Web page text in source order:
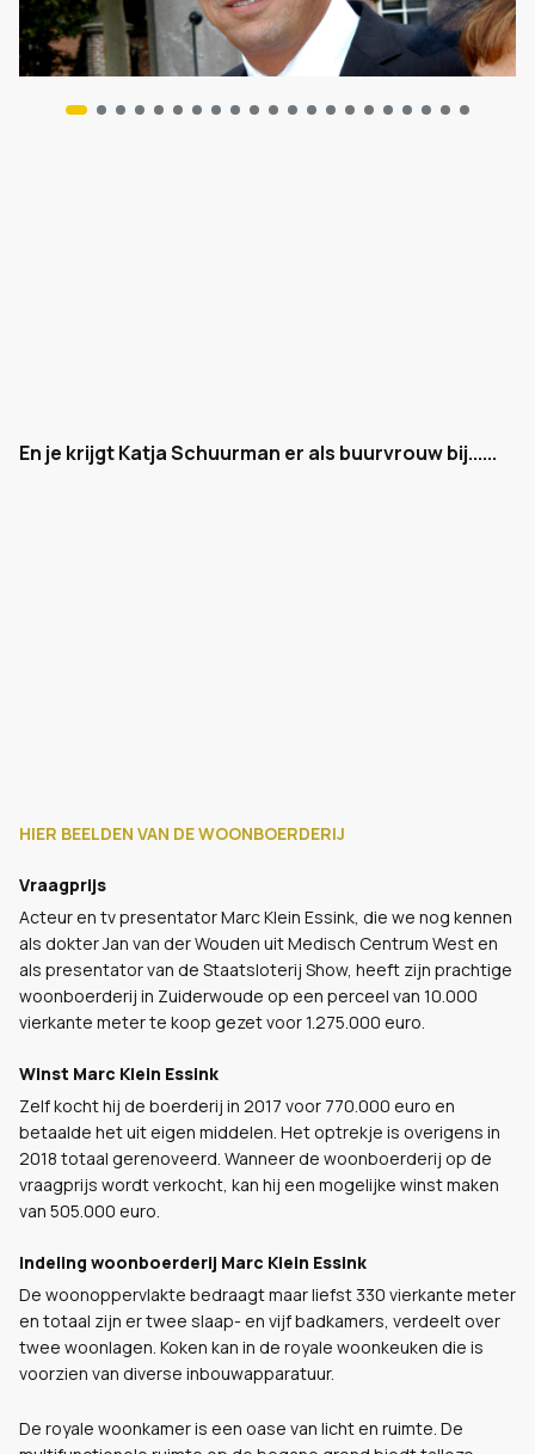
En je krijgt Katja Schuurman er als buurvrouw bij......
HIER BEELDEN VAN DE WOONBOERDERIJ
Vraagprijs
Acteur en tv presentator Marc Klein Essink, die we nog kennen
als dokter Jan van der Wouden uit Medisch Centrum West en
als presentator van de Staatsloterij Show, heeft zijn prachtige
woonboerderij in Zuiderwoude op een perceel van 10.000
vierkante meter te koop gezet voor 1.275.000 euro.
Winst Marc Klein Essink
Zelf kocht hij de boerderij in 2017 voor 770.000 euro en
betaalde het uit eigen middelen. Het optrekje is overigens in
2018 totaal gerenoveerd. Wanneer de woonboerderij op de
vraagprijs wordt verkocht, kan hij een mogelijke winst maken
van 505.000 euro.
Indeling woonboerderij Marc Klein Essink
De woonoppervlakte bedraagt maar liefst 330 vierkante meter
en totaal zijn er twee slaap- en vijf badkamers, verdeelt over
twee woonlagen. Koken kan in de royale woonkeuken die is
voorzien van diverse inbouwapparatuur.
De royale woonkamer is een oase van licht en ruimte. De